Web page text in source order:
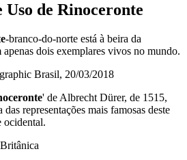
Uso de Rinoceronte
-branco-do-norte está à beira da
dois exemplares vivos no mundo.
Brasil, 20/03/2018
' de Albrecht Dürer, de 1515,
das representações mais famosas deste
ocidental.